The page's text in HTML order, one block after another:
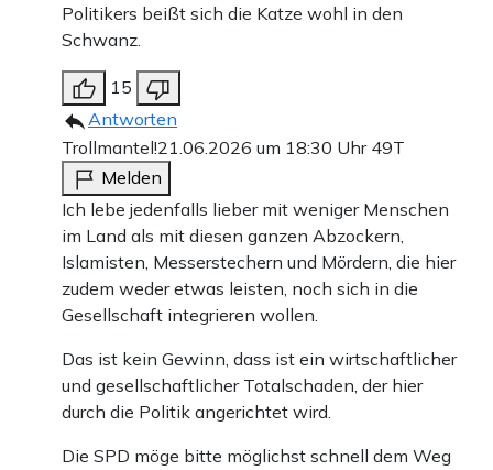
Politikers beißt sich die Katze wohl in den
Schwanz.
15
Antworten
Trollmantel!21.06.2026 um 18:30 Uhr 49T
Melden
Ich lebe jedenfalls lieber mit weniger Menschen
im Land als mit diesen ganzen Abzockern,
Islamisten, Messerstechern und Mördern, die hier
zudem weder etwas leisten, noch sich in die
Gesellschaft integrieren wollen.
Das ist kein Gewinn, dass ist ein wirtschaftlicher
und gesellschaftlicher Totalschaden, der hier
durch die Politik angerichtet wird.
Die SPD möge bitte möglichst schnell dem Weg